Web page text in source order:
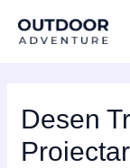
Desen
navigation